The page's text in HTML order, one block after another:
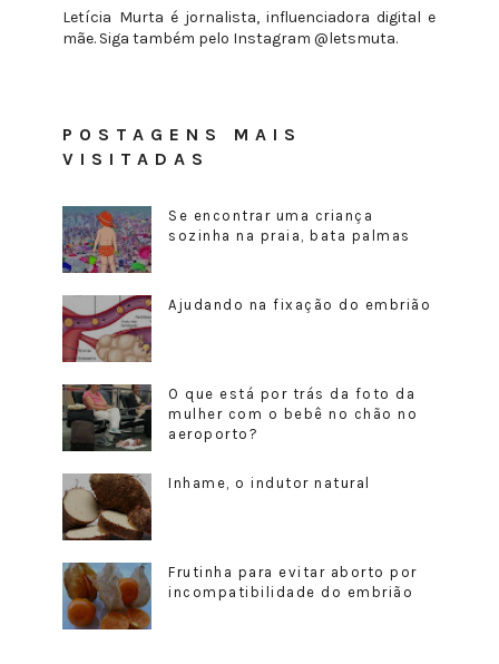
Letícia Murta é jornalista, influenciadora digital e
mãe. Siga também pelo Instagram @letsmuta.
POSTAGENS MAIS
VISITADAS
Se encontrar uma criança
sozinha na praia, bata palmas
Ajudando na fixação do embrião
O que está por trás da foto da
mulher com o bebê no chão no
aeroporto?
Inhame, o indutor natural
Frutinha para evitar aborto por
incompatibilidade do embrião